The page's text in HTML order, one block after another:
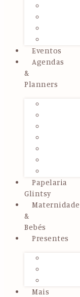
Eventos
Agendas
&
Planners
Papelaria
Glintsy
Maternidade
&
Bebés
Presentes
Mais